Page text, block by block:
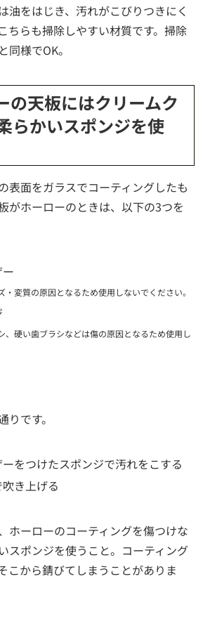
油をはじき、汚れがこびりつきにく
ちらも掃除しやすい材質です。掃除
同様でOK。
の天板にはクリームク
らかいスポンジを使
表面をガラスでコーティングしたも
がホーローのときは、以下の3つを
変質の原因となるため使用しないでください。
硬い歯ブラシなどは傷の原因となるため使用し
です。
をつけたスポンジで汚れをこする
き上げる
ホーローのコーティングを傷つけな
スポンジを使うこと。コーティング
こから錆びてしまうことがありま